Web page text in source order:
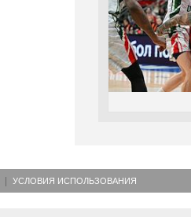
УСЛОВИЯ ИСПОЛЬЗОВАНИЯ